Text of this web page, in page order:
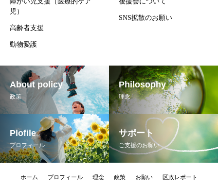
児）
高齢者支援
動物愛護
SNS拡散のお願い
About policy
政策
Philosophy
理念
Plofile
プロフィール
サポート
ご支援のお願い
ホーム プロフィール 理念 政策 お願い 区政レポート